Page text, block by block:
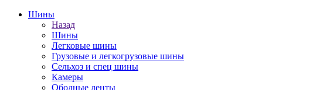
Шины
Назад
Шины
Легковые шины
Грузовые и легкогрузовые шины
Сельхоз и спец шины
Камеры
Ободные ленты